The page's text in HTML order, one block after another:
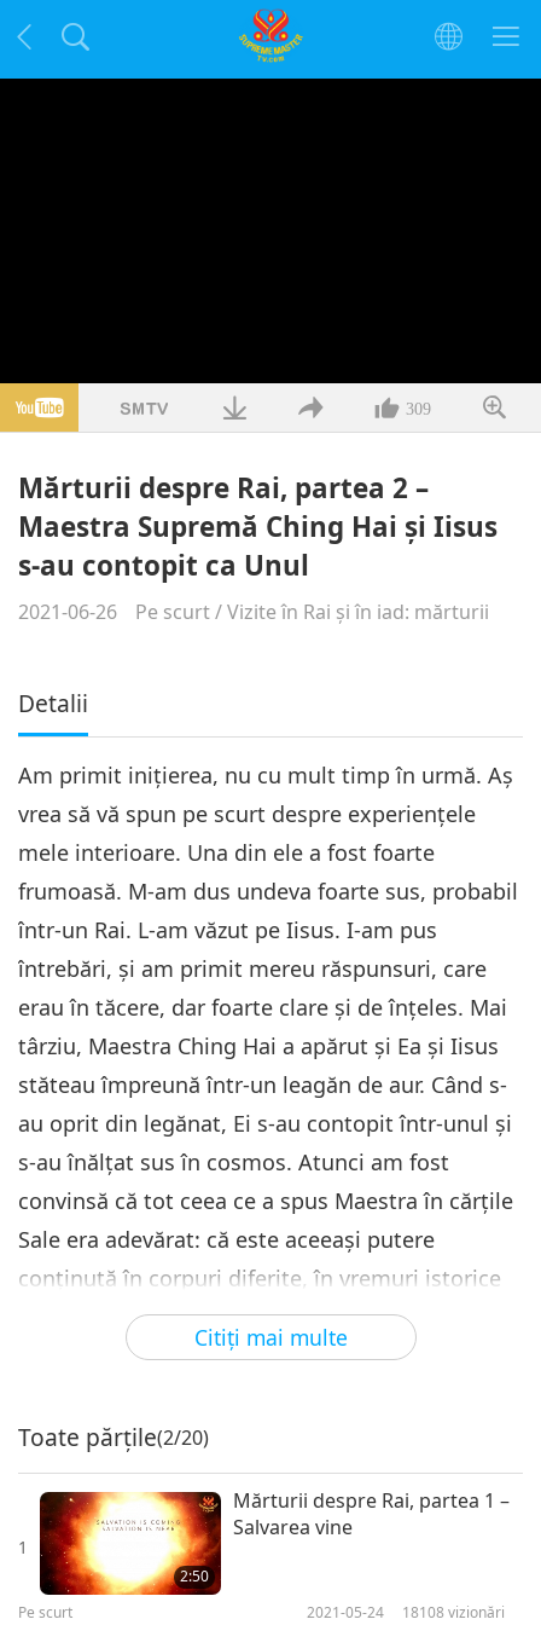
309
Mărturii despre Rai, partea 2 –
Maestra Supremă Ching Hai şi Iisus
s-au contopit ca Unul
2021-06-26 Pe scurt/Vizite în Rai şi în iad: mărturii
Detalii
Citiţi mai multe
Am primit iniţierea, nu cu mult timp în urmă. Aş
vrea să vă spun pe scurt despre experienţele
mele interioare. Una din ele a fost foarte
frumoasă. M-am dus undeva foarte sus, probabil
într-un Rai. L-am văzut pe Iisus. I-am pus
întrebări, şi am primit mereu răspunsuri, care
erau în tăcere, dar foarte clare şi de înţeles. Mai
târziu, Maestra Ching Hai a apărut şi Ea şi Iisus
stăteau împreună într-un leagăn de aur. Când s-
au oprit din legănat, Ei s-au contopit într-unul şi
s-au înălţat sus în cosmos. Atunci am fost
convinsă că tot ceea ce a spus Maestra în cărţile
Sale era adevărat: că este aceeaşi putere
conţinută în corpuri diferite, în vremuri istorice
diferite. Aceasta este simplu puterea lui
Dumnezeu care se manifestă pe sine în corpuri
experienţă minunată. Am să vă spun alta.
În timpul meditaţiei, m-am dus pe o planetă cu
munţi frumoşi de cristal, toate pietrele, toţi
munţii erau făcuţi din cristal. Acolo erau lacuri
mici şi fundul lor era făcut din pietre preţioase.
Toate părțile(2/20)
1
2:50
Mărturii despre Rai, partea 1 –
Salvarea vine
Pe scurt 2021-05-24 18108 vizionări